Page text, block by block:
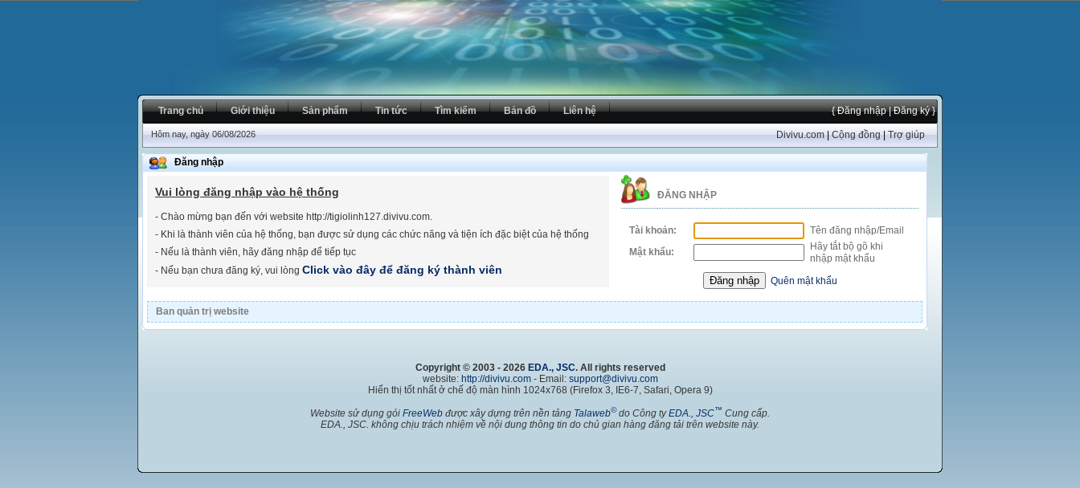
Trang chủ Giới thiệu Sản phẩm Tin tức Tìm kiếm Bản đồ Liên hệ { Đăng nhập| Đăng ký }
Hôm nay, ngày 06/08/2026 Divivu.com|Cộng đồng|Trợ giúp
Đăng nhập
Vui lòng đăng nhập vào hệ thống
- Chào mừng bạn đến với website http://tigiolinh127.divivu.com.
- Khi là thành viên của hệ thống, bạn được sử dụng các chức năng và tiện ích đặc biệt của hệ thống
- Nếu là thành viên, hãy đăng nhập để tiếp tục
- Nếu bạn chưa đăng ký, vui lòng Click vào đây để đăng ký thành viên
ĐĂNG NHẬP
Tài khoản:
Tên đăng nhập/Email
Mật khẩu:
Hãy tắt bộ gõ khi
nhập mật khẩu
Quên mật khẩu
Ban quản trị website
Copyright © 2003 - 2026 EDA., JSC. All rights reserved
website: http://divivu.com- Email: support@divivu.com
Hiển thị tốt nhất ở chế độ màn hình 1024x768 (Firefox 3, IE6-7, Safari, Opera 9)
Website sử dụng gói FreeWeb được xây dựng trên nền tảng Talaweb©do Công tyEDA., JSC™ Cung cấp.
EDA., JSC. không chịu trách nhiệm về nội dung thông tin do chủ gian hàng đăng tải trên website này.